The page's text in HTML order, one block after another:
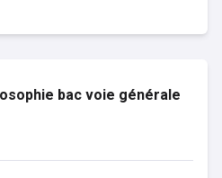
bac voie générale